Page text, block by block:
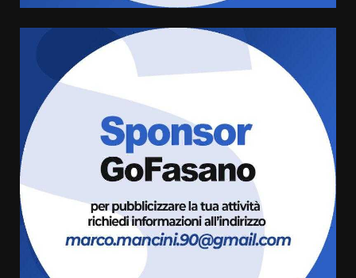
amarezza per esclusione dal
campionato di calcio”
7 Agosto 2026 06:00
Fasanese ferito a colpi di arma
da fuoco
6 Agosto 2026 18:13
Carta d’identità: continua il piano
di aperture straordinarie del
Comune di Fasano
6 Agosto 2026 14:16